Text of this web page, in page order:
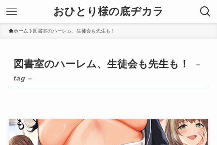
おひとり様の底ヂカラ
ホーム 図書室のハーレム、生徒会も先生も！
図書室のハーレム、生徒会も先生も！
–
tag –